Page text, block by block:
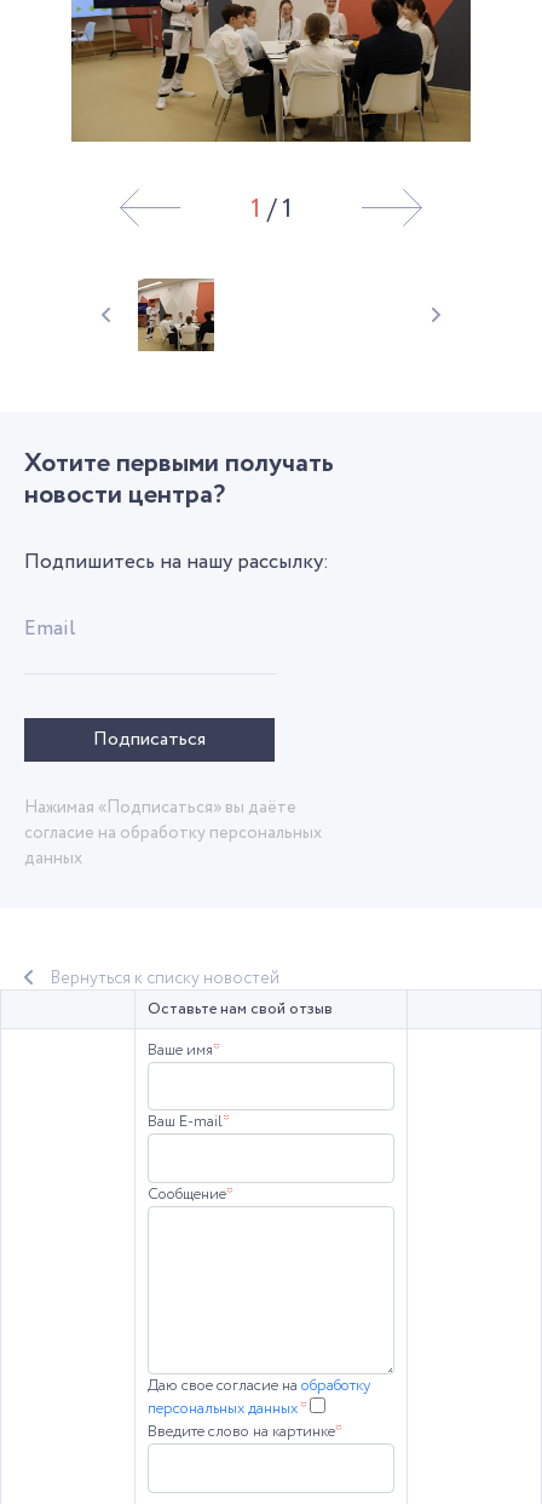
1 / 1
Хотите первыми получать
новости центра?
Подпишитесь на нашу рассылку:
Email
Подписаться
Нажимая «Подписаться» вы даёте
согласие на обработку персональных
данных
Вернуться к списку новостей
Оставьте нам свой отзыв
Ваше имя*
Ваш E-mail*
Сообщение*
Даю свое согласие на обработку
персональных данных*
Введите слово на картинке*